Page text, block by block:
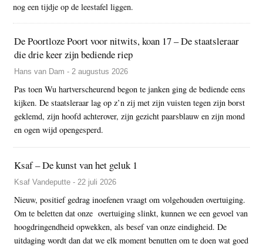
nog een tijdje op de leestafel liggen.
De Poortloze Poort voor nitwits, koan 17 – De staatsleraar
die drie keer zijn bediende riep
Hans van Dam - 2 augustus 2026
Pas toen Wu hartverscheurend begon te janken ging de bediende eens
kijken. De staatsleraar lag op z’n zij met zijn vuisten tegen zijn borst
geklemd, zijn hoofd achterover, zijn gezicht paarsblauw en zijn mond
en ogen wijd opengesperd.
Ksaf – De kunst van het geluk 1
Ksaf Vandeputte - 22 juli 2026
Nieuw, positief gedrag inoefenen vraagt om volgehouden overtuiging.
Om te beletten dat onze overtuiging slinkt, kunnen we een gevoel van
hoogdringendheid opwekken, als besef van onze eindigheid. De
uitdaging wordt dan dat we elk moment benutten om te doen wat goed